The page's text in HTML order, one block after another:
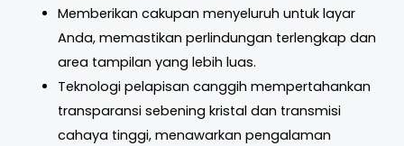
Memberikan cakupan menyeluruh untuk layar
Anda, memastikan perlindungan terlengkap dan
area tampilan yang lebih luas.
Teknologi pelapisan canggih mempertahankan
transparansi sebening kristal dan transmisi
cahaya tinggi, menawarkan pengalaman